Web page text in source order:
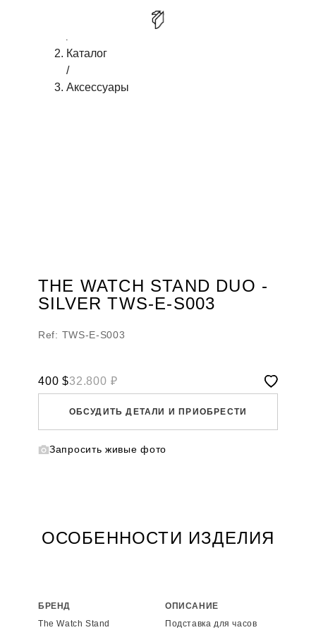
THE WATCH STAND DUO - SILVER
Каталог
/
Аксессуары
THE WATCH STAND DUO -
SILVER TWS-E-S003
Ref: TWS-E-S003
400 $32.800 ₽
ОБСУДИТЬ ДЕТАЛИ И ПРИОБРЕСТИ
WHATSAPP
Запросить живые фото
ОСОБЕННОСТИ ИЗДЕЛИЯ
БРЕНД
The Watch Stand
ОПИСАНИЕ
Подставка для часов